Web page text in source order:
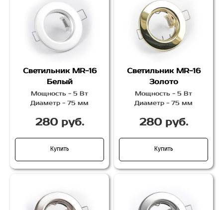
Светильник MR-16
Белый
Мощность - 5 Вт
Диаметр - 75 мм
280 руб.
Купить
Светильник MR-16
Золото
Мощность - 5 Вт
Диаметр - 75 мм
280 руб.
Купить